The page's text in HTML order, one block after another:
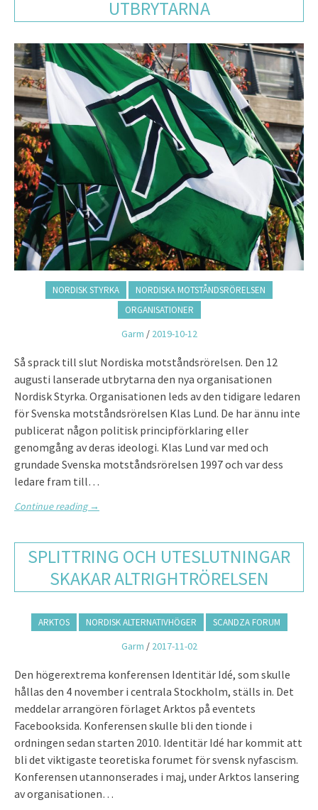
UTBRYTARNA
NORDISK STYRKA
NORDISKA MOTSTÅNDSRÖRELSEN
ORGANISATIONER
Garm / 2019-10-12
Så sprack till slut Nordiska motståndsrörelsen. Den 12
augusti lanserade utbrytarna den nya organisationen
Nordisk Styrka. Organisationen leds av den tidigare ledaren
för Svenska motståndsrörelsen Klas Lund. De har ännu inte
publicerat någon politisk principförklaring eller
genomgång av deras ideologi. Klas Lund var med och
grundade Svenska motståndsrörelsen 1997 och var dess
ledare fram till…
Continue reading →
SPLITTRING OCH UTESLUTNINGAR
SKAKAR ALTRIGHTRÖRELSEN
ARKTOS NORDISK ALTERNATIVHÖGER SCANDZA FORUM
Garm / 2017-11-02
Den högerextrema konferensen Identitär Idé, som skulle
hållas den 4 november i centrala Stockholm, ställs in. Det
meddelar arrangören förlaget Arktos på eventets
Facebooksida. Konferensen skulle bli den tionde i
ordningen sedan starten 2010. Identitär Idé har kommit att
bli det viktigaste teoretiska forumet för svensk nyfascism.
Konferensen utannonserades i maj, under Arktos lansering
av organisationen…